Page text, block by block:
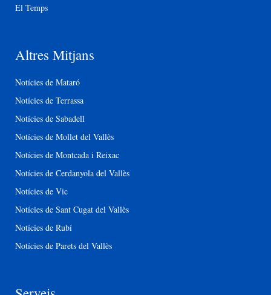
El Temps
Altres Mitjans
Notícies de Mataró
Notícies de Terrassa
Notícies de Sabadell
Notícies de Mollet del Vallès
Notícies de Montcada i Reixac
Notícies de Cerdanyola del Vallès
Notícies de Vic
Notícies de Sant Cugat del Vallès
Notícies de Rubí
Notícies de Parets del Vallès